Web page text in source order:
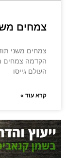
צמחים
צמחים משני
הקדמה צמחים
העולם גייסו
קרא עוד »